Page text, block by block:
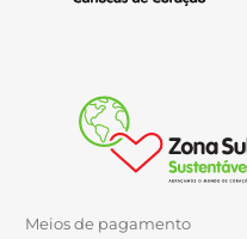
Meios de pagamento